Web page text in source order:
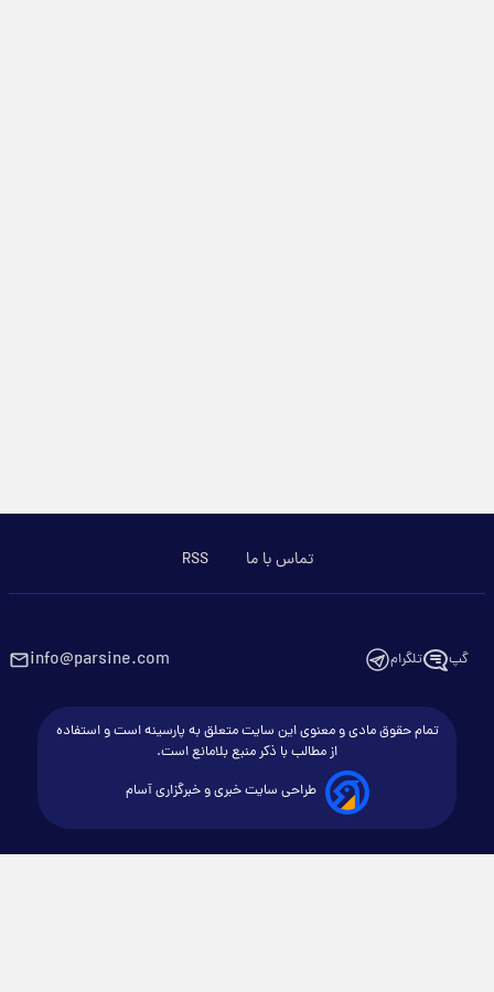
تماس با ما RSS
گپ تلگرام info@parsine.com
تمام حقوق مادی و معنوی این سایت متعلق به پارسینه است و استفاده
از مطالب با ذکر منبع بلامانع است.
طراحی سایت خبری و خبرگزاری آسام